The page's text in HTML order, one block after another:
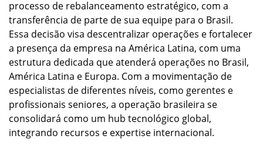
processo de rebalanceamento estratégico, com a
transferência de parte de sua equipe para o Brasil.
Essa decisão visa descentralizar operações e fortalecer
a presença da empresa na América Latina, com uma
estrutura dedicada que atenderá operações no Brasil,
América Latina e Europa. Com a movimentação de
especialistas de diferentes níveis, como gerentes e
profissionais seniores, a operação brasileira se
consolidará como um hub tecnológico global,
integrando recursos e expertise internacional.